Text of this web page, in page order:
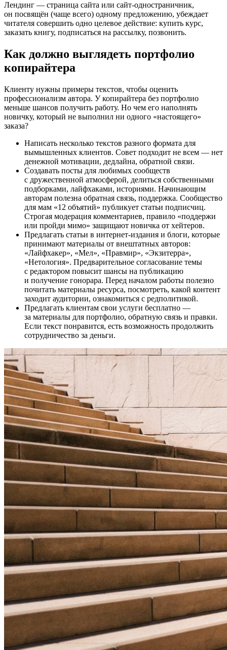
Лендинг — страница сайта или сайт-одностраничник,
он посвящён (чаще всего) одному предложению, убеждает
читателя совершить одно целевое действие: купить курс,
заказать книгу, подписаться на рассылку, позвонить.
Как должно выглядеть портфолио
копирайтера
Клиенту нужны примеры текстов, чтобы оценить
профессионализм автора. У копирайтера без портфолио
меньше шансов получить работу. Но чем его наполнять
новичку, который не выполнил ни одного «настоящего»
заказа?
Написать несколько текстов разного формата для
вымышленных клиентов. Совет подходит не всем — нет
денежной мотивации, дедлайна, обратной связи.
Создавать посты для любимых сообществ
с дружественной атмосферой, делиться собственными
подборками, лайфхаками, историями. Начинающим
авторам полезна обратная связь, поддержка. Сообщество
для мам «12 объятий» публикует статьи подписчиц.
Строгая модерация комментариев, правило «поддержи
или пройди мимо» защищают новичка от хейтеров.
Предлагать статьи в интернет-издания и блоги, которые
принимают материалы от внештатных авторов:
«Лайфхакер», «Мел», «Правмир», «Экзитерра»,
«Нетология». Предварительное согласование темы
с редактором повысит шансы на публикацию
и получение гонорара. Перед началом работы полезно
почитать материалы ресурса, посмотреть, какой контент
заходит аудитории, ознакомиться с редполитикой.
Предлагать клиентам свои услуги бесплатно —
за материалы для портфолио, обратную связь и правки.
Если текст понравится, есть возможность продолжить
сотрудничество за деньги.